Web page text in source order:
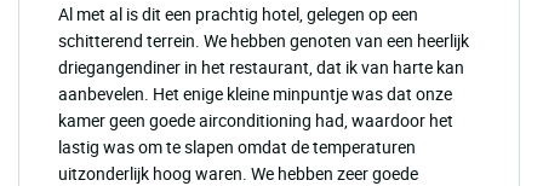
Al met al is dit een prachtig hotel, gelegen op een
schitterend terrein. We hebben genoten van een heerlijk
driegangendiner in het restaurant, dat ik van harte kan
aanbevelen. Het enige kleine minpuntje was dat onze
kamer geen goede airconditioning had, waardoor het
lastig was om te slapen omdat de temperaturen
uitzonderlijk hoog waren. We hebben zeer goede